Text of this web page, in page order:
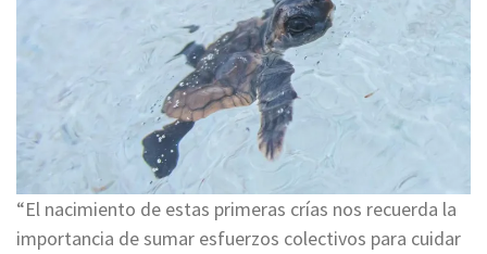
“El nacimiento de estas primeras crías nos recuerda la
importancia de sumar esfuerzos colectivos para cuidar